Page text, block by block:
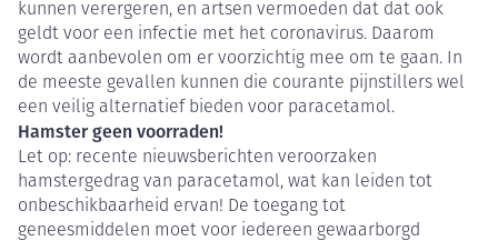
kunnen verergeren, en artsen vermoeden dat dat ook
geldt voor een infectie met het coronavirus. Daarom
wordt aanbevolen om er voorzichtig mee om te gaan. In
de meeste gevallen kunnen die courante pijnstillers wel
een veilig alternatief bieden voor paracetamol.
Hamster geen voorraden!
Let op: recente nieuwsberichten veroorzaken
hamstergedrag van paracetamol, wat kan leiden tot
onbeschikbaarheid ervan! De toegang tot
geneesmiddelen moet voor iedereen gewaarborgd